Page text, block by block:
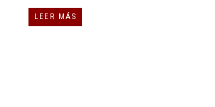
LEER MÁS